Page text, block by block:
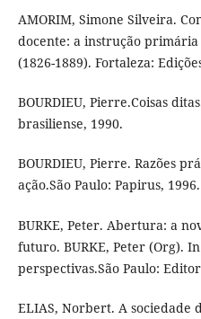
AMORIM, Simone Silveira.
docente: a instrução primária
(1826-1889). Fortaleza:
BOURDIEU, Pierre.Coisas
brasiliense, 1990.
BOURDIEU, Pierre. Razões
ação.São Paulo: Papirus, 1996.
BURKE, Peter. Abertura: a
futuro. BURKE, Peter (Org).
perspectivas.São Paulo:
ELIAS, Norbert. A sociedade